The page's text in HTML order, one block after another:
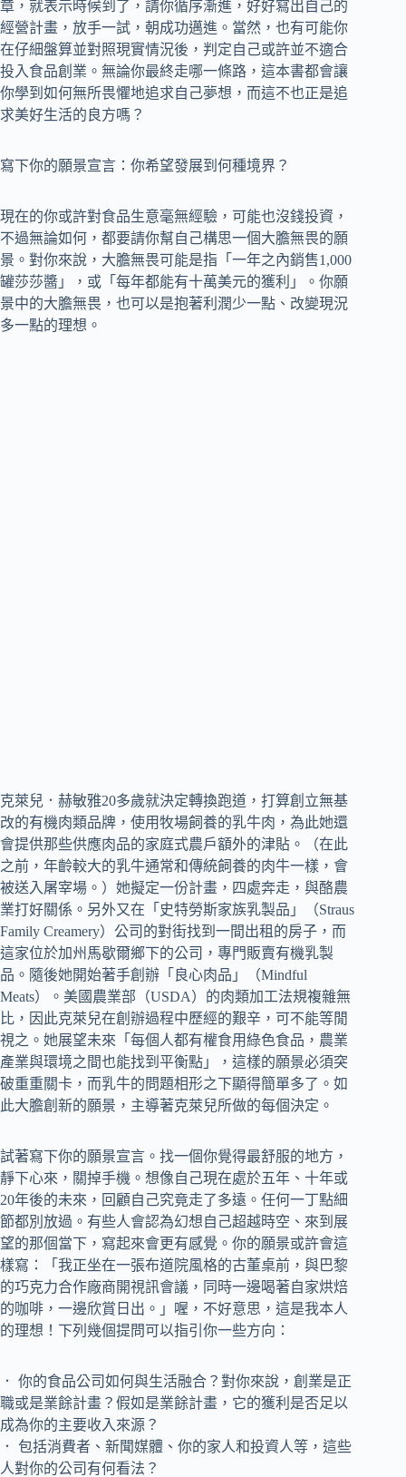
章，就表示時候到了，請你循序漸進，好好寫出自己的
經營計畫，放手一試，朝成功邁進。當然，也有可能你
在仔細盤算並對照現實情況後，判定自己或許並不適合
投入食品創業。無論你最終走哪一條路，這本書都會讓
你學到如何無所畏懼地追求自己夢想，而這不也正是追
求美好生活的良方嗎？
寫下你的願景宣言：你希望發展到何種境界？
現在的你或許對食品生意毫無經驗，可能也沒錢投資，
不過無論如何，都要請你幫自己構思一個大膽無畏的願
景。對你來說，大膽無畏可能是指「一年之內銷售1,000
罐莎莎醬」，或「每年都能有十萬美元的獲利」。你願
景中的大膽無畏，也可以是抱著利潤少一點、改變現況
多一點的理想。
克萊兒．赫敏雅20多歲就決定轉換跑道，打算創立無基
改的有機肉類品牌，使用牧場飼養的乳牛肉，為此她還
會提供那些供應肉品的家庭式農戶額外的津貼。（在此
之前，年齡較大的乳牛通常和傳統飼養的肉牛一樣，會
被送入屠宰場。）她擬定一份計畫，四處奔走，與酪農
業打好關係。另外又在「史特勞斯家族乳製品」（Straus
Family Creamery）公司的對街找到一間出租的房子，而
這家位於加州馬歇爾鄉下的公司，專門販賣有機乳製
品。隨後她開始著手創辦「良心肉品」（Mindful
Meats）。美國農業部（USDA）的肉類加工法規複雜無
比，因此克萊兒在創辦過程中歷經的艱辛，可不能等閒
視之。她展望未來「每個人都有權食用綠色食品，農業
產業與環境之間也能找到平衡點」，這樣的願景必須突
破重重關卡，而乳牛的問題相形之下顯得簡單多了。如
此大膽創新的願景，主導著克萊兒所做的每個決定。
試著寫下你的願景宣言。找一個你覺得最舒服的地方，
靜下心來，關掉手機。想像自己現在處於五年、十年或
20年後的未來，回顧自己究竟走了多遠。任何一丁點細
節都別放過。有些人會認為幻想自己超越時空、來到展
望的那個當下，寫起來會更有感覺。你的願景或許會這
樣寫：「我正坐在一張布道院風格的古董桌前，與巴黎
的巧克力合作廠商開視訊會議，同時一邊喝著自家烘焙
的咖啡，一邊欣賞日出。」喔，不好意思，這是我本人
的理想！下列幾個提問可以指引你一些方向：
． 你的食品公司如何與生活融合？對你來說，創業是正
職或是業餘計畫？假如是業餘計畫，它的獲利是否足以
成為你的主要收入來源？
． 包括消費者、新聞媒體、你的家人和投資人等，這些
人對你的公司有何看法？